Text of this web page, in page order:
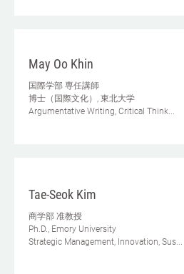
May Oo Khin
国際学部 専任講師
博士（国際文化）, 東北大学
Argumentative Writing, Critical Think...
Tae-Seok Kim
商学部 准教授
Ph.D., Emory University
Strategic Management, Innovation, Sus...